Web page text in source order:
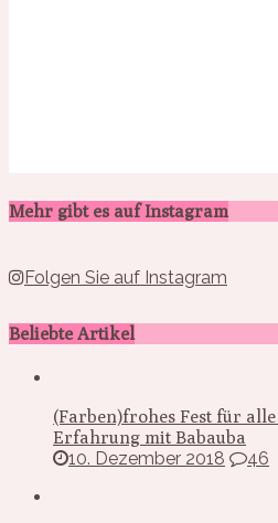
Mehr gibt es auf Instagram
Folgen Sie auf Instagram
Beliebte Artikel
(Farben)frohes Fest für
Erfahrung mit Babauba
10. Dezember 2018
46